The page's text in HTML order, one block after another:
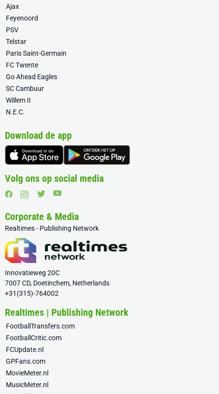
Ajax
Feyenoord
PSV
Telstar
Paris Saint-Germain
FC Twente
Go Ahead Eagles
SC Cambuur
Willem II
N.E.C.
Download de app
Volg ons op social media
Corporate & Media
Realtimes - Publishing Network
Innovatieweg 20C
7007 CD, Doetinchem, Netherlands
+31(315)-764002
Realtimes | Publishing Network
FootballTransfers.com
FootballCritic.com
FCUpdate.nl
GPFans.com
MovieMeter.nl
MusicMeter.nl